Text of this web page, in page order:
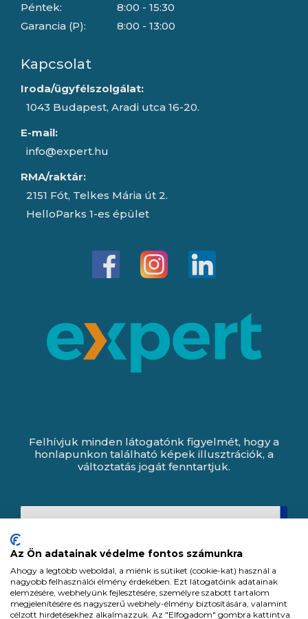
Péntek:
Garancia (P):
8:00 - 15:30
8:00 - 13:00
Kapcsolat
Iroda/ügyfélszolgálat:
1043 Budapest, Aradi utca 16-20.
E-mail:
info@expert.hu
RMA/raktár:
2151 Fót, Telkes Mária út 2.
HelloParks 1-es épület
Felhívjuk minden látogatónk figyelmét, hogy a
honlapunkon található képek illusztrációk, a
változtatás jogát fenntartjuk.
Az Ön adatainak védelme fontos számunkra
Ahogy a legtöbb weboldal, a miénk is sütiket (cookie-kat) használ a
nagyobb felhasználói élmény érdekében. Ezt látogatóink adatainak
elemzésére, webhelyünk fejlesztésére, személyre szabott tartalom
megjelenítésére és nagyszerű webhely-élmény biztosítására, valamint
célzott hirdetésekhez alkalmazzuk. Az "Elfogadom" gombra kattintva